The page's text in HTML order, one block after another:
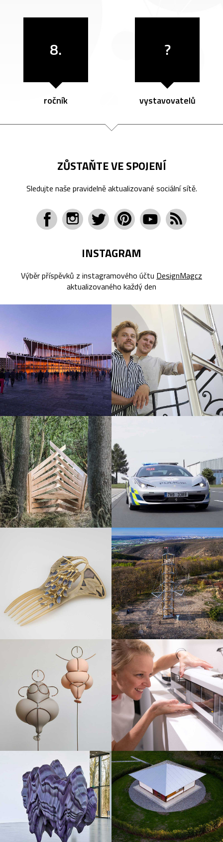
8.
ročník
?
vystavovatelů
ZŮSTAŇTE VE SPOJENÍ
Sledujte naše pravidelně aktualizované sociální sítě.
INSTAGRAM
Výběr příspěvků z instagramového účtu DesignMagcz
aktualizovaného každý den